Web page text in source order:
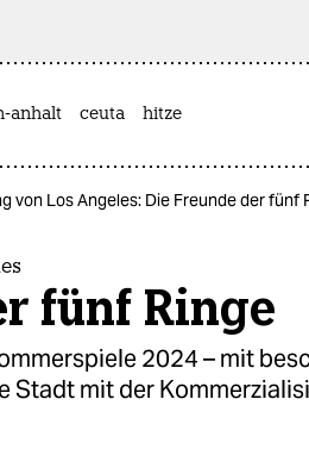
anhalt ceuta hitze
von Los Angeles: Die Freunde der fünf
fünf Ringe
2024 – mit
Stadt mit der